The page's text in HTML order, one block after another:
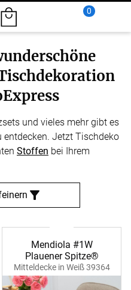
0
und vieles mehr gibt es
entdecken. Jetzt Tischdeko
Stoffen bei Ihrem
Mendiola #1W
Plauener Spitze®
Mitteldecke in Weiß 39364
ecru